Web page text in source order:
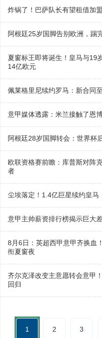
炸锅了！巴萨队长有望租借加
阿根廷25岁国脚告别欧洲，踢
夏窗标王即将诞生！皇马与19
14亿欧元
佩莱格里尼续约罗马：新合同
意甲媒体透露：米兰接触了恩
阿根廷28岁国脚转会：世界杯
欧联资格赛前瞻：库普斯对阵
者
尘埃落定！1.4亿巨星续约皇
意甲主帅薪资排行榜揭示巨大
8月6日：英超西甲意甲齐换血
衔夏窗夜
齐尔克泽改变主意愿转会意甲
回归
1 2 3